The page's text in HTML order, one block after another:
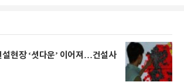
설현장 ‘셧다운’ 이어져…건설사